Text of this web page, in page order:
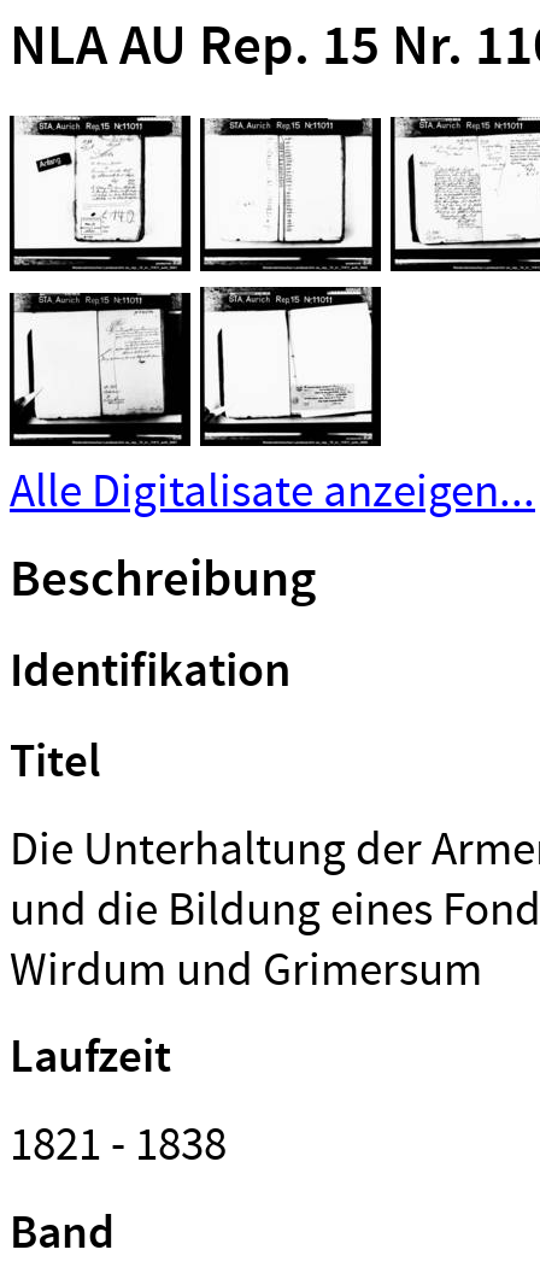
NLA AU Rep. 15 Nr.
Alle Digitalisate anzeigen...
Beschreibung
Identifikation
Titel
Die Unterhaltung der
und die Bildung eines
Wirdum und Grimersum
Laufzeit
1821 - 1838
Band